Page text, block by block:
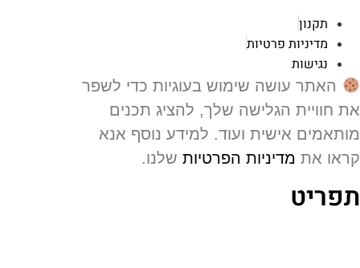
תקנון
מדיניות פרטיות
נגישות
האתר עושה שימוש בעוגיות כדי לשפר
חוויית הגלישה שלך, להציג תכנים
אישית ועוד. למידע נוסף אנא
אתמדיניות הפרטיותשלנו.